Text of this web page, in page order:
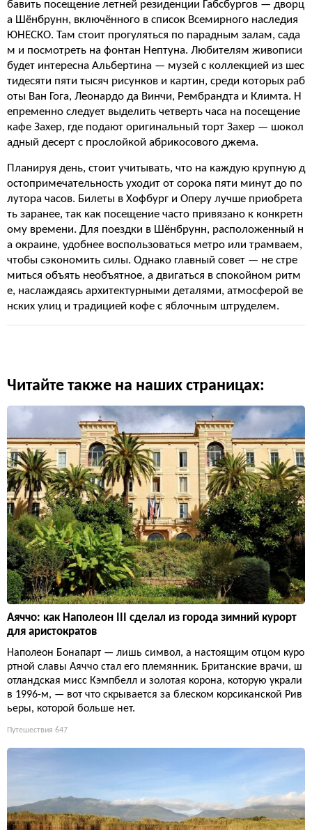
бавить посещение летней резиденции Габсбургов — дворц
а Шёнбрунн, включённого в список Всемирного наследия
ЮНЕСКО. Там стоит прогуляться по парадным залам, сада
м и посмотреть на фонтан Нептуна. Любителям живописи
будет интересна Альбертина — музей с коллекцией из шес
тидесяти пяти тысяч рисунков и картин, среди которых раб
оты Ван Гога, Леонардо да Винчи, Рембрандта и Климта. Н
епременно следует выделить четверть часа на посещение
кафе Захер, где подают оригинальный торт Захер — шокол
адный десерт с прослойкой абрикосового джема.
Планируя день, стоит учитывать, что на каждую крупную д
остопримечательность уходит от сорока пяти минут до по
лутора часов. Билеты в Хофбург и Оперу лучше приобрета
ть заранее, так как посещение часто привязано к конкретн
ому времени. Для поездки в Шёнбрунн, расположенный н
а окраине, удобнее воспользоваться метро или трамваем,
чтобы сэкономить силы. Однако главный совет — не стре
миться объять необъятное, а двигаться в спокойном ритм
е, наслаждаясь архитектурными деталями, атмосферой ве
нских улиц и традицией кофе с яблочным штруделем.
Читайте также на наших страницах:
Аяччо: как Наполеон III сделал из города зимний курорт
для аристократов
Наполеон Бонапарт — лишь символ, а настоящим отцом куро
ртной славы Аяччо стал его племянник. Британские врачи, ш
отландская мисс Кэмпбелл и золотая корона, которую украли
в 1996-м, — вот что скрывается за блеском корсиканской Рив
ьеры, которой больше нет.
Путешествия 647